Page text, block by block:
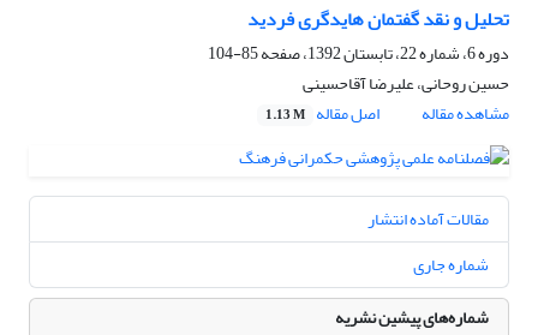
تحلیل و نقد گفتمان هایدگری فردید
دوره 6، شماره 22، تابستان 1392، صفحه
85-104
حسین روحانی، علیرضا آقاحسینی
مشاهده مقاله
اصل مقاله 1.13 M
مقالات آماده انتشار
شماره جاری
شماره‌های پیشین نشریه